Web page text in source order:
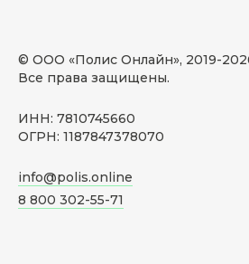
© ООО «Полис Онлайн», 2019-
Все права защищены.
ИНН: 7810745660
ОГРН: 1187847378070
info@polis.online
8 800 302-55-71